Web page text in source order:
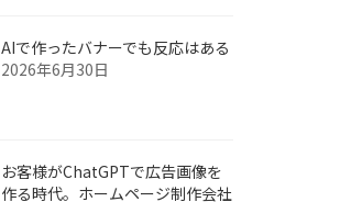
AIで作ったバナーでも反応はある
2026年6月30日
お客様がChatGPTで広告画像を
作る時代。ホームページ制作会社